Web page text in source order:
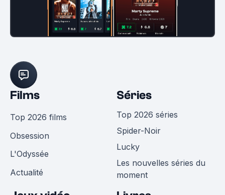
Films
Top 2026 films
Obsession
L'Odyssée
Actualité
Séries
Top 2026 séries
Spider-Noir
Lucky
Les nouvelles séries du
moment